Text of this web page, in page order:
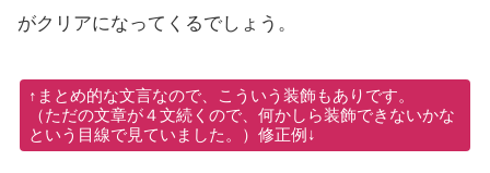
がクリアになってくるでしょう。
↑まとめ的な文言なので、こういう装飾もありです。
（ただの文章が４文続くので、何かしら装飾できないかな
という目線で見ていました。）修正例↓